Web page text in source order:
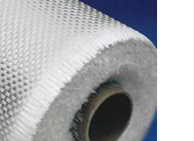
без переплат
платежей